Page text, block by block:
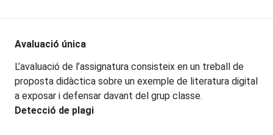
Avaluació única
L’avaluació de l’assignatura consisteix en un treball de
proposta didàctica sobre un exemple de literatura digital
a exposar i defensar davant del grup classe.
Detecció de plagi